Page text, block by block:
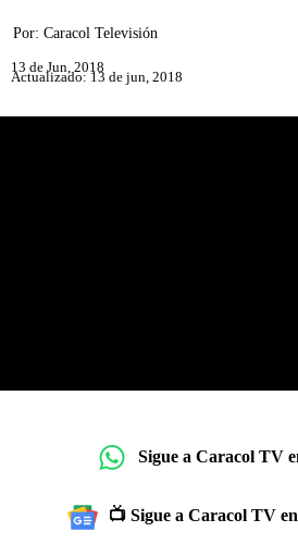
Por: Caracol Televisión
13 de Jun, 2018
Actualizado: 13 de jun, 2018
Sigue a Caracol TV
📺 Sigue a Caracol TV